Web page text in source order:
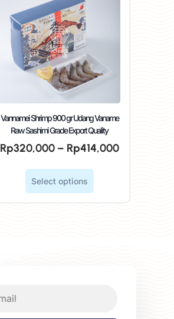
Vannamei Shrimp 900 gr Udang Vaname
Raw Sashimi Grade Export Quality
Rp320,000 – Rp414,000
Select options